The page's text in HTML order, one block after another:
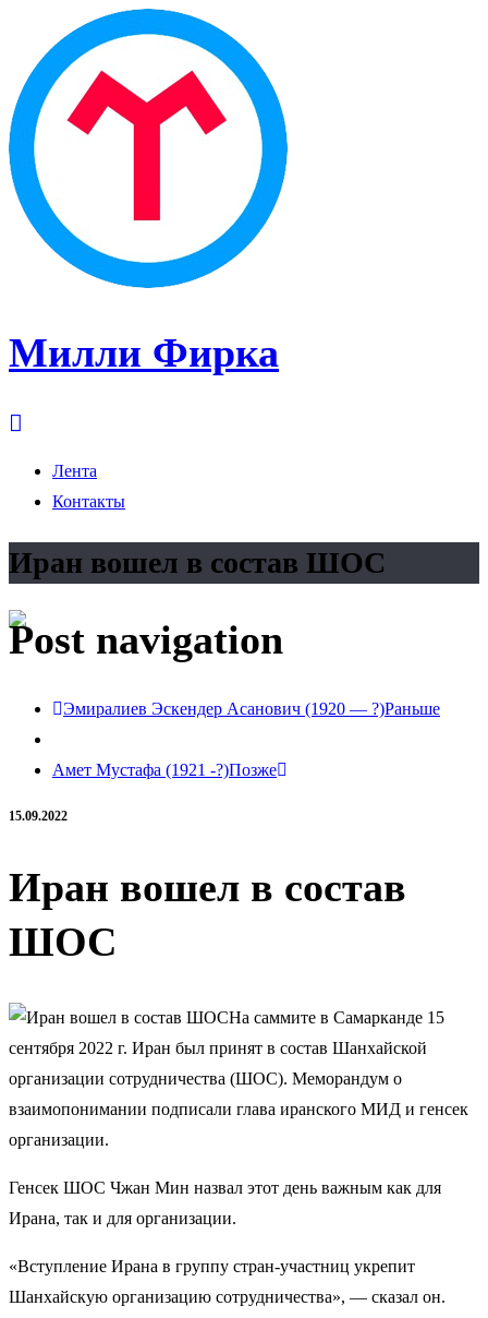
Милли Фирка
Лента
Контакты
Иран вошел в состав ШОС
Post navigation
Эмиралиев Эскендер Асанович (1920 — ?)Раньше
Амет Мустафа (1921 -?)Позже
15.09.2022
Иран вошел в состав
ШОС
На саммите в Самарканде 15
сентября 2022 г. Иран был принят в состав Шанхайской
организации сотрудничества (ШОС). Меморандум о
взаимопонимании подписали глава иранского МИД и генсек
организации.
Генсек ШОС Чжан Мин назвал этот день важным как для
Ирана, так и для организации.
«Вступление Ирана в группу стран-участниц укрепит
Шанхайскую организацию сотрудничества», — сказал он.